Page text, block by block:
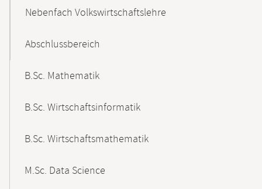
Nebenfach Volkswirtschaftslehre
Abschlussbereich
B.Sc. Mathematik
B.Sc. Wirtschaftsinformatik
B.Sc. Wirtschaftsmathematik
M.Sc. Data Science